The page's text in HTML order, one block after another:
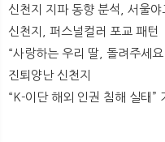
신천지 지파 동향 분석, 서울야
신천지, 퍼스널컬러 포교 패턴
​“사랑하는 우리 딸, 돌려주세
진퇴양난 신천지
“K-이단 해외 인권 침해 실태”